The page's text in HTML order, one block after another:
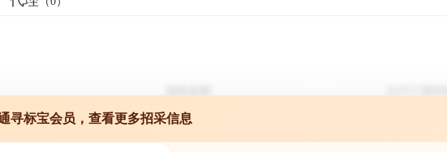
寻标宝会员，查看更多招采信息